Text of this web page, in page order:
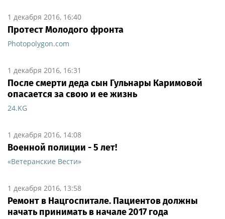
1 декабря 2016, 16:40
Протест Молодого фронта
Photopolygon.com
1 декабря 2016, 16:31
После смерти деда сын Гульнары Каримовой
опасается за свою и ее жизнь
24.KG
1 декабря 2016, 14:08
Военной полиции - 5 лет!
«Ветеранские Вести»
1 декабря 2016, 13:58
Ремонт в Нацгоспитале. Пациентов должны
начать принимать в начале 2017 года